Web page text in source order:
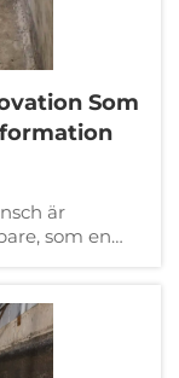
Som
är
som en
i branschen...